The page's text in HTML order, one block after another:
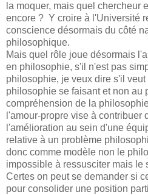
la moquer, mais quel chercheur
encore ? Y croire à l'Université
conscience désormais du côté
philosophique.
Mais quel rôle joue désormais
en philosophie, s'il n'est pas
philosophie, je veux dire s'il
philosophie se faisant et non au
compréhension de la
l'amour-propre vise à contribuer
l'amélioration au sein d'une
relative à un problème
donc comme modèle non le
impossible à ressusciter mais le
Certes on peut se demander si
pour consolider une position